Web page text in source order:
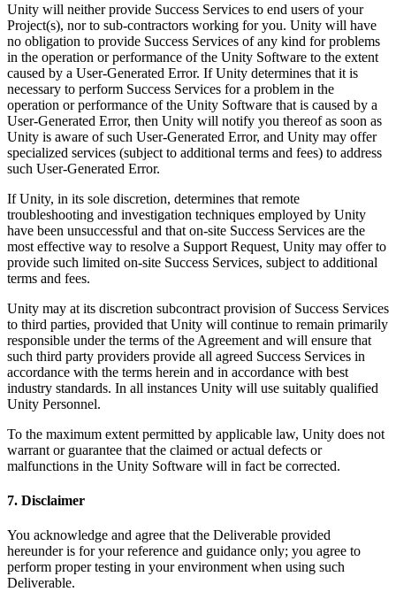
Unity will neither provide Success Services to end users of your
Project(s), nor to sub-contractors working for you. Unity will have
no obligation to provide Success Services of any kind for problems
in the operation or performance of the Unity Software to the extent
caused by a User-Generated Error. If Unity determines that it is
necessary to perform Success Services for a problem in the
operation or performance of the Unity Software that is caused by a
User-Generated Error, then Unity will notify you thereof as soon as
Unity is aware of such User-Generated Error, and Unity may offer
specialized services (subject to additional terms and fees) to address
such User-Generated Error.
If Unity, in its sole discretion, determines that remote
troubleshooting and investigation techniques employed by Unity
have been unsuccessful and that on-site Success Services are the
most effective way to resolve a Support Request, Unity may offer to
provide such limited on-site Success Services, subject to additional
terms and fees.
Unity may at its discretion subcontract provision of Success Services
to third parties, provided that Unity will continue to remain primarily
responsible under the terms of the Agreement and will ensure that
such third party providers provide all agreed Success Services in
accordance with the terms herein and in accordance with best
industry standards. In all instances Unity will use suitably qualified
Unity Personnel.
To the maximum extent permitted by applicable law, Unity does not
warrant or guarantee that the claimed or actual defects or
malfunctions in the Unity Software will in fact be corrected.
7. Disclaimer
You acknowledge and agree that the Deliverable provided
hereunder is for your reference and guidance only; you agree to
perform proper testing in your environment when using such
Deliverable.